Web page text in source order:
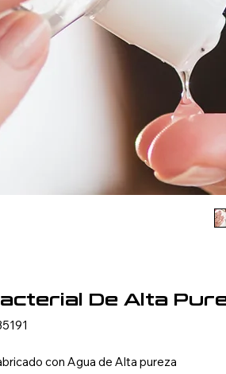
De Alta
con Agua de Alta pureza